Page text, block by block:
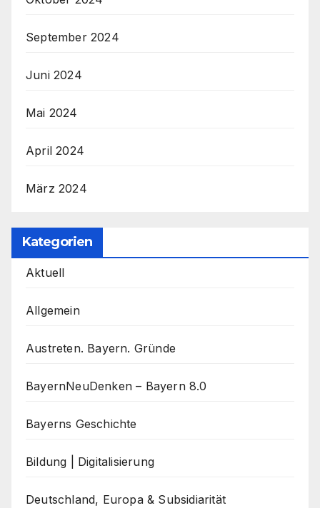
September 2024
Juni 2024
Mai 2024
April 2024
März 2024
Kategorien
Aktuell
Allgemein
Austreten. Bayern. Gründe
BayernNeuDenken – Bayern 8.0
Bayerns Geschichte
Bildung | Digitalisierung
Deutschland, Europa & Subsidiarität